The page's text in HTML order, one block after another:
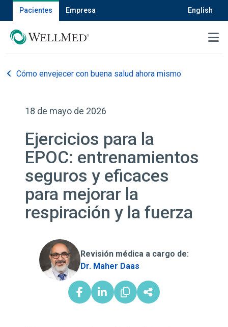
Pacientes Empresa English
MENU
Cómo envejecer con buena salud ahora mismo
18 de mayo de 2026
Ejercicios para la
EPOC: entrenamientos
seguros y eficaces
para mejorar la
respiración y la fuerza
Revisión médica a cargo de:
Dr. Maher Daas